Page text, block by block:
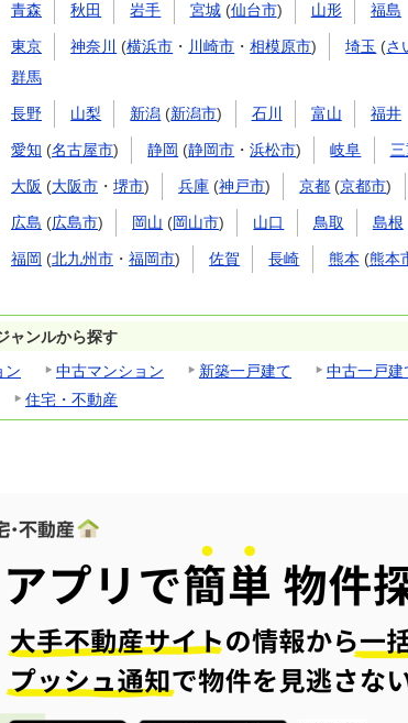
青森 秋田 岩手 宮城(仙台市) 山形 福島
東京 神奈川 (横浜市 ・ 川崎市 ・相模原市) 埼玉 (さ
群馬
長野 山梨 新潟 (新潟市) 石川 富山 福井
愛知 (名古屋市) 静岡 (静岡市 ・浜松市) 岐阜
大阪 (大阪市 ・ 堺市) 兵庫 (神戸市) 京都 (京都市)
広島 (広島市) 岡山 (岡山市) 山口 鳥取 島根
福岡 (北九州市 ・ 福岡市) 佐賀 長崎 熊本 (熊本
ャンルから探す
ン
中古マンション 新築一戸建て 中古一戸建
住宅・不動産